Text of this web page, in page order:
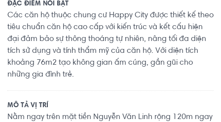
ĐẶC ĐIỂM NỔI BẬT
Các căn hộ thuộc chung cư Happy City được thiết kế theo
tiêu chuẩn căn hộ cao cấp với kiến trúc và kết cấu hiện
đại đảm bảo sự thông thoáng tự nhiên, nâng tối đa diện
tích sử dụng và tính thẩm mỹ của căn hộ. Với diện tích
khoảng 76m2 tạo không gian ấm cúng, gần gũi cho
những gia đình trẻ.
MÔ TẢ VỊ TRÍ
Nằm ngay trên mặt tiền Nguyễn Văn Linh rộng 120m ngay